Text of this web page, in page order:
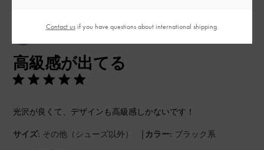
高級感が出てる
光沢が良くて、デザインも高級感しかないです！
サイズ: その他（シューズ以外） | カラー: ブラック系
開
2024-07-26
Contact usif you have questions about international shipping.